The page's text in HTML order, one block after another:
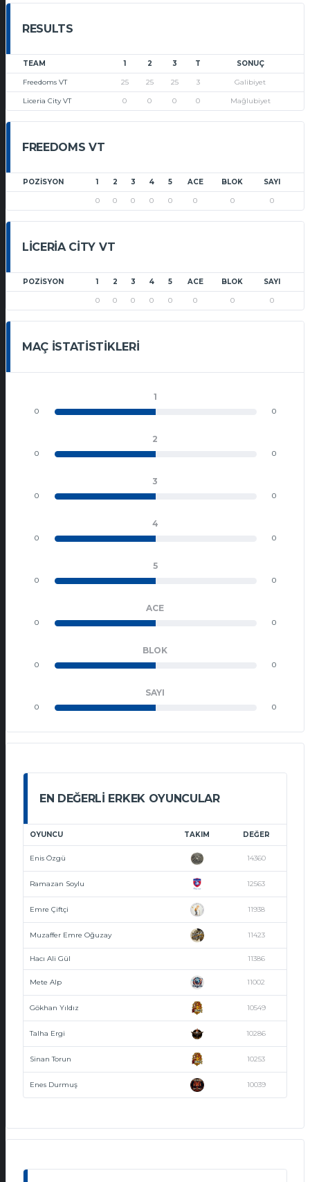
RESULTS
TEAM 1 2 3 T SONUÇ
Freedoms VT 25 25 25 3 Galibiyet
Liceria City VT 0 0 0 0 Mağlubiyet
FREEDOMS VT
POZISYON 1 2 3 4 5 ACE BLOK SAYI
0 0 0 0 0 0 0 0
LICERIA CITY VT
POZISYON 1 2 3 4 5 ACE BLOK SAYI
0 0 0 0 0 0 0 0
MAÇ İSTATISTIKLERI
1
0 0
2
0 0
3
0 0
4
0 0
5
0 0
ACE
0 0
BLOK
0 0
SAYI
0 0
EN DEĞERLI ERKEK OYUNCULAR
OYUNCU TAKIM DEĞER
Enis Özgü 14360
Ramazan Soylu 12563
Emre Çiftçi 11938
Muzaffer Emre Oğuzay 11423
Hacı Ali Gül 11386
Mete Alp 11002
Gökhan Yıldız 10549
Talha Ergi 10286
Sinan Torun 10253
Enes Durmuş 10039